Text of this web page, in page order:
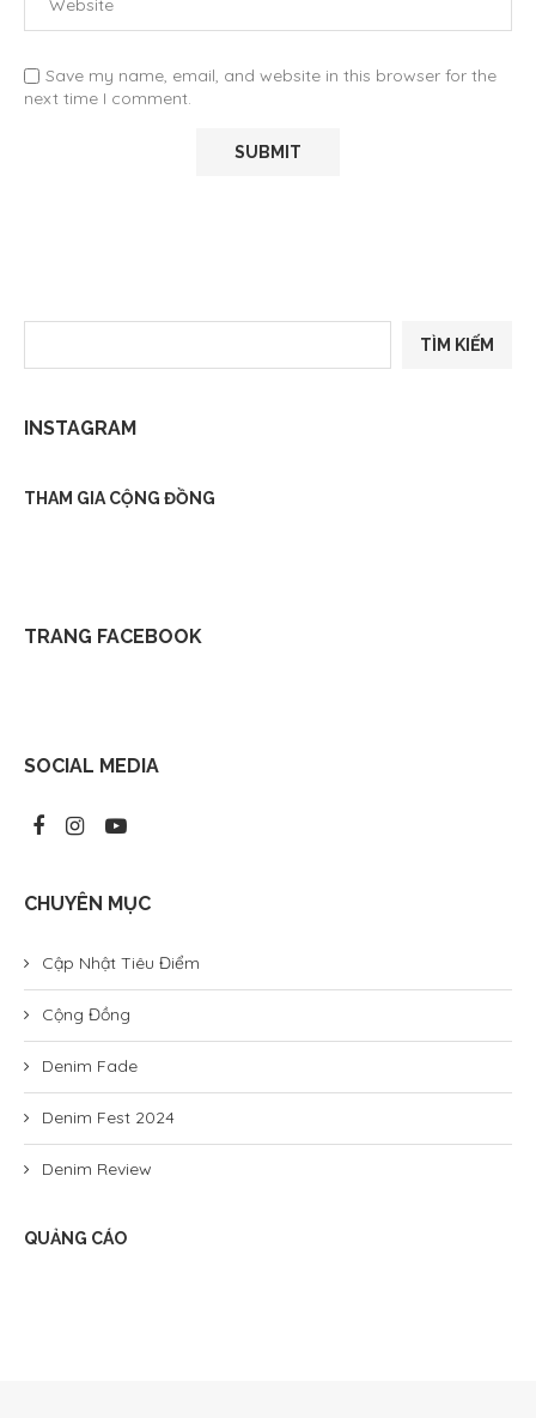
Save my name, email, and website in this browser for the
next time I comment.
TÌM KIẾM
INSTAGRAM
THAM GIA CỘNG ĐỒNG
TRANG FACEBOOK
SOCIAL MEDIA
CHUYÊN MỤC
Cập Nhật Tiêu Điểm
Cộng Đồng
Denim Fade
Denim Fest 2024
Denim Review
QUẢNG CÁO